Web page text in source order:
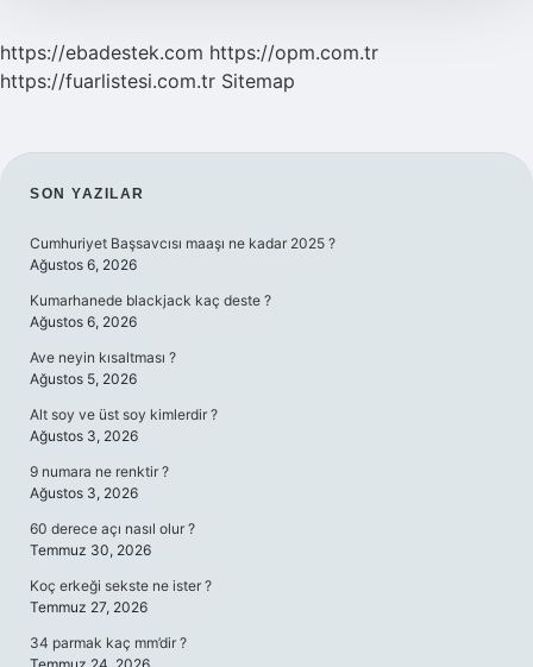
https://ebadestek.com https://opm.com.tr
https://fuarlistesi.com.tr Sitemap
SIDEBAR
SON YAZILAR
Cumhuriyet Başsavcısı maaşı ne kadar 2025 ?
Ağustos 6, 2026
Kumarhanede blackjack kaç deste ?
Ağustos 6, 2026
Ave neyin kısaltması ?
Ağustos 5, 2026
Alt soy ve üst soy kimlerdir ?
Ağustos 3, 2026
9 numara ne renktir ?
Ağustos 3, 2026
60 derece açı nasıl olur ?
Temmuz 30, 2026
Koç erkeği sekste ne ister ?
Temmuz 27, 2026
34 parmak kaç mm’dir ?